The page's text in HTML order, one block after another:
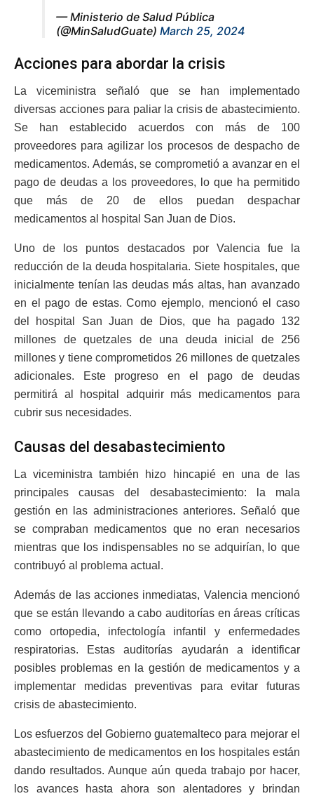
— Ministerio de Salud Pública
(@MinSaludGuate) March 25, 2024
Acciones para abordar la crisis
La viceministra señaló que se han implementado
diversas acciones para paliar la crisis de abastecimiento.
Se han establecido acuerdos con más de 100
proveedores para agilizar los procesos de despacho de
medicamentos. Además, se comprometió a avanzar en el
pago de deudas a los proveedores, lo que ha permitido
que más de 20 de ellos puedan despachar
medicamentos al hospital San Juan de Dios.
Uno de los puntos destacados por Valencia fue la
reducción de la deuda hospitalaria. Siete hospitales, que
inicialmente tenían las deudas más altas, han avanzado
en el pago de estas. Como ejemplo, mencionó el caso
del hospital San Juan de Dios, que ha pagado 132
millones de quetzales de una deuda inicial de 256
millones y tiene comprometidos 26 millones de quetzales
adicionales. Este progreso en el pago de deudas
permitirá al hospital adquirir más medicamentos para
cubrir sus necesidades.
Causas del desabastecimiento
La viceministra también hizo hincapié en una de las
principales causas del desabastecimiento: la mala
gestión en las administraciones anteriores. Señaló que
se compraban medicamentos que no eran necesarios
mientras que los indispensables no se adquirían, lo que
contribuyó al problema actual.
Además de las acciones inmediatas, Valencia mencionó
que se están llevando a cabo auditorías en áreas críticas
como ortopedia, infectología infantil y enfermedades
respiratorias. Estas auditorías ayudarán a identificar
posibles problemas en la gestión de medicamentos y a
implementar medidas preventivas para evitar futuras
crisis de abastecimiento.
Los esfuerzos del Gobierno guatemalteco para mejorar el
abastecimiento de medicamentos en los hospitales están
dando resultados. Aunque aún queda trabajo por hacer,
los avances hasta ahora son alentadores y brindan